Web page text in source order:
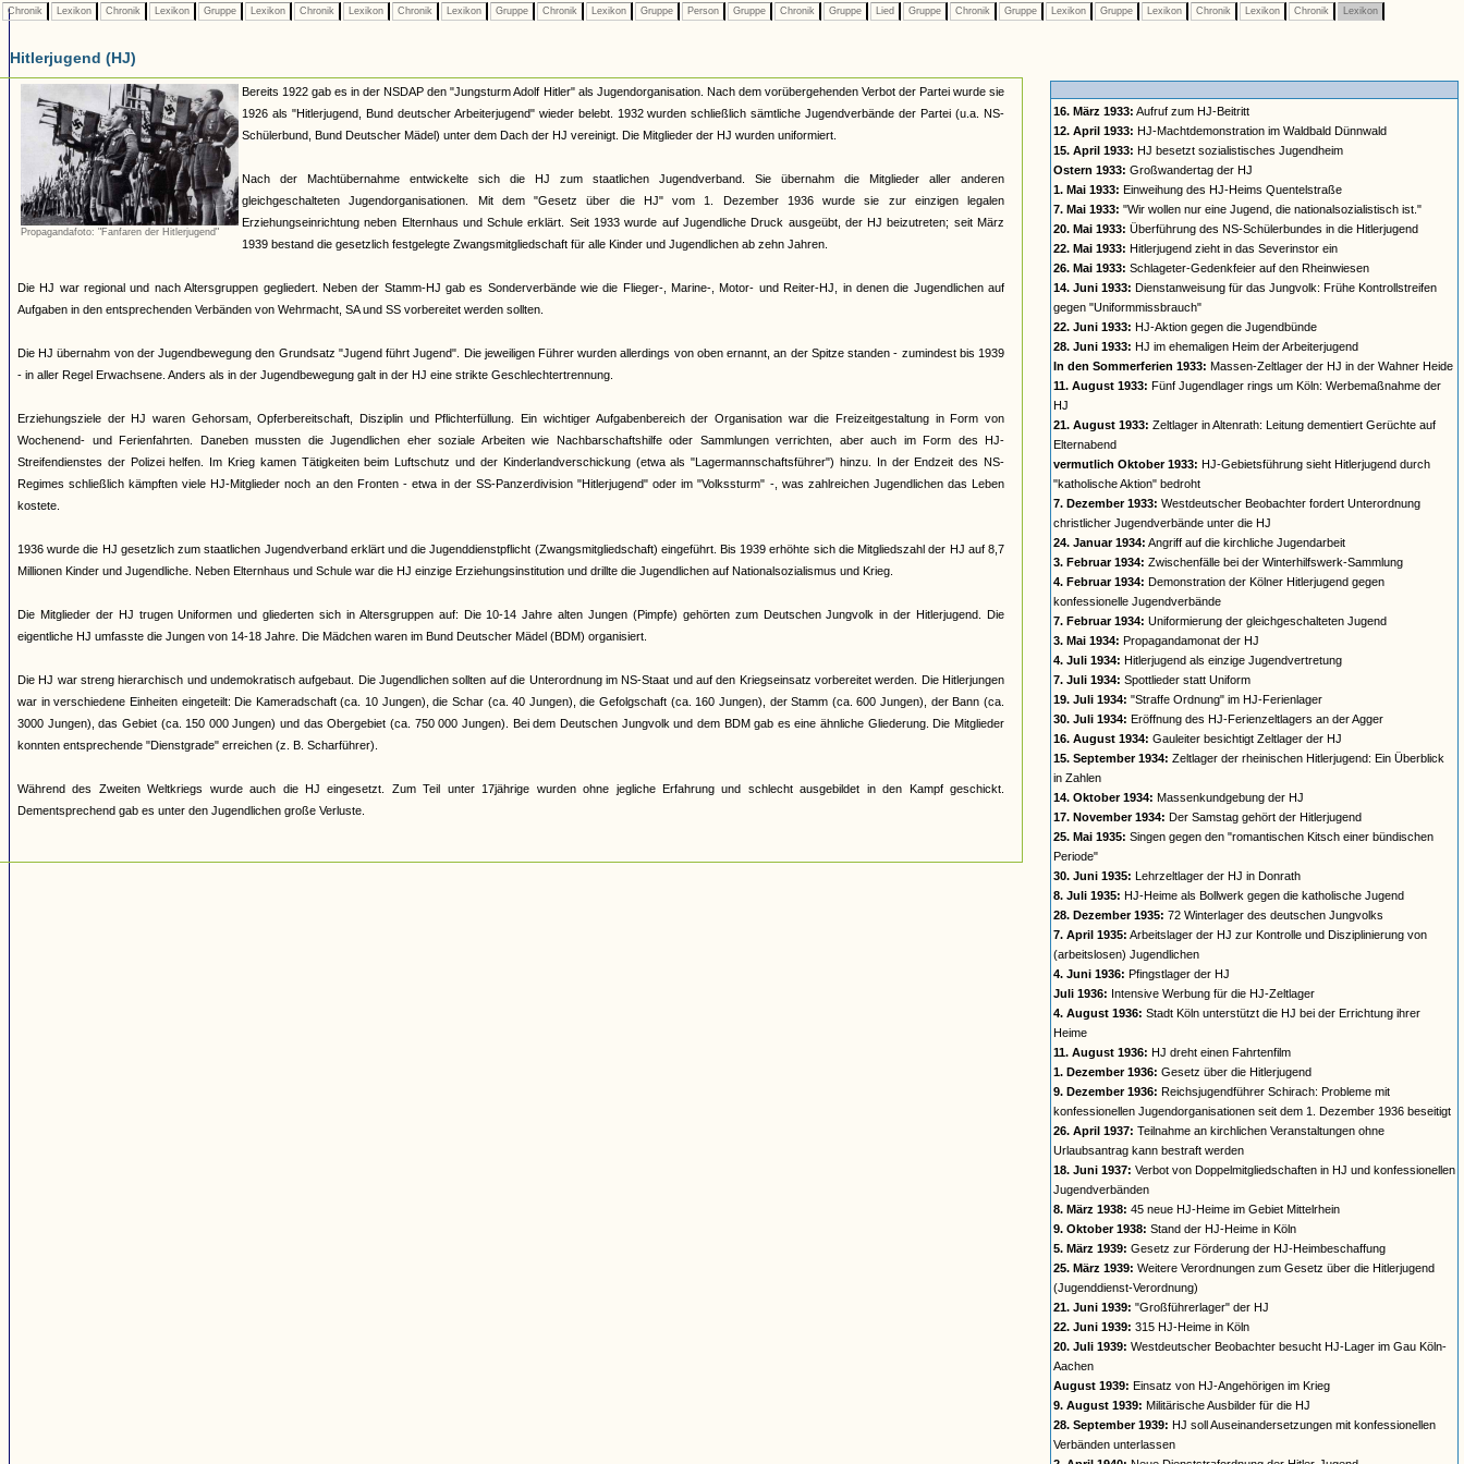
Chronik Lexikon Chronik Lexikon Gruppe Lexikon Chronik Lexikon Chronik Lexikon Gruppe Chronik Lexikon Gruppe Person Gruppe Chronik Gruppe Lied Gruppe Chronik Gruppe Lexikon Gruppe Lexikon Chronik Lexikon Chronik Lexikon
Hitlerjugend (HJ)
Propagandafoto: "Fanfaren der Hitlerjugend"
Bereits 1922 gab es in der NSDAP den "Jungsturm Adolf Hitler" als Jugendorganisation. Nach dem vorübergehenden Verbot der Partei wurde sie
1926 als "Hitlerjugend, Bund deutscher Arbeiterjugend" wieder belebt. 1932 wurden schließlich sämtliche Jugendverbände der Partei (u.a. NS-
Schülerbund, Bund Deutscher Mädel) unter dem Dach der HJ vereinigt. Die Mitglieder der HJ wurden uniformiert.
Nach der Machtübernahme entwickelte sich die HJ zum staatlichen Jugendverband. Sie übernahm die Mitglieder aller anderen
gleichgeschalteten Jugendorganisationen. Mit dem "Gesetz über die HJ" vom 1. Dezember 1936 wurde sie zur einzigen legalen
Erziehungseinrichtung neben Elternhaus und Schule erklärt. Seit 1933 wurde auf Jugendliche Druck ausgeübt, der HJ beizutreten; seit März
1939 bestand die gesetzlich festgelegte Zwangsmitgliedschaft für alle Kinder und Jugendlichen ab zehn Jahren.
Die HJ war regional und nach Altersgruppen gegliedert. Neben der Stamm-HJ gab es Sonderverbände wie die Flieger-, Marine-, Motor- und Reiter-HJ, in denen die Jugendlichen auf
Aufgaben in den entsprechenden Verbänden von Wehrmacht, SA und SS vorbereitet werden sollten.
Die HJ übernahm von der Jugendbewegung den Grundsatz "Jugend führt Jugend". Die jeweiligen Führer wurden allerdings von oben ernannt, an der Spitze standen - zumindest bis 1939
- in aller Regel Erwachsene. Anders als in der Jugendbewegung galt in der HJ eine strikte Geschlechtertrennung.
Erziehungsziele der HJ waren Gehorsam, Opferbereitschaft, Disziplin und Pflichterfüllung. Ein wichtiger Aufgabenbereich der Organisation war die Freizeitgestaltung in Form von
Wochenend- und Ferienfahrten. Daneben mussten die Jugendlichen eher soziale Arbeiten wie Nachbarschaftshilfe oder Sammlungen verrichten, aber auch im Form des HJ-
Streifendienstes der Polizei helfen. Im Krieg kamen Tätigkeiten beim Luftschutz und der Kinderlandverschickung (etwa als "Lagermannschaftsführer") hinzu. In der Endzeit des NS-
Regimes schließlich kämpften viele HJ-Mitglieder noch an den Fronten - etwa in der SS-Panzerdivision "Hitlerjugend" oder im "Volkssturm" -, was zahlreichen Jugendlichen das Leben
kostete.
1936 wurde die HJ gesetzlich zum staatlichen Jugendverband erklärt und die Jugenddienstpflicht (Zwangsmitgliedschaft) eingeführt. Bis 1939 erhöhte sich die Mitgliedszahl der HJ auf 8,7
Millionen Kinder und Jugendliche. Neben Elternhaus und Schule war die HJ einzige Erziehungsinstitution und drillte die Jugendlichen auf Nationalsozialismus und Krieg.
Die Mitglieder der HJ trugen Uniformen und gliederten sich in Altersgruppen auf: Die 10-14 Jahre alten Jungen (Pimpfe) gehörten zum Deutschen Jungvolk in der Hitlerjugend. Die
eigentliche HJ umfasste die Jungen von 14-18 Jahre. Die Mädchen waren im Bund Deutscher Mädel (BDM) organisiert.
Die HJ war streng hierarchisch und undemokratisch aufgebaut. Die Jugendlichen sollten auf die Unterordnung im NS-Staat und auf den Kriegseinsatz vorbereitet werden. Die Hitlerjungen
war in verschiedene Einheiten eingeteilt: Die Kameradschaft (ca. 10 Jungen), die Schar (ca. 40 Jungen), die Gefolgschaft (ca. 160 Jungen), der Stamm (ca. 600 Jungen), der Bann (ca.
3000 Jungen), das Gebiet (ca. 150 000 Jungen) und das Obergebiet (ca. 750 000 Jungen). Bei dem Deutschen Jungvolk und dem BDM gab es eine ähnliche Gliederung. Die Mitglieder
konnten entsprechende "Dienstgrade" erreichen (z. B. Scharführer).
Während des Zweiten Weltkriegs wurde auch die HJ eingesetzt. Zum Teil unter 17jährige wurden ohne jegliche Erfahrung und schlecht ausgebildet in den Kampf geschickt.
Dementsprechend gab es unter den Jugendlichen große Verluste.
16. März 1933: Aufruf zum HJ-Beitritt
12. April 1933: HJ-Machtdemonstration im Waldbald Dünnwald
15. April 1933: HJ besetzt sozialistisches Jugendheim
Ostern 1933: Großwandertag der HJ
1. Mai 1933: Einweihung des HJ-Heims Quentelstraße
7. Mai 1933: "Wir wollen nur eine Jugend, die nationalsozialistisch ist."
20. Mai 1933: Überführung des NS-Schülerbundes in die Hitlerjugend
22. Mai 1933: Hitlerjugend zieht in das Severinstor ein
26. Mai 1933: Schlageter-Gedenkfeier auf den Rheinwiesen
14. Juni 1933: Dienstanweisung für das Jungvolk: Frühe Kontrollstreifen
gegen "Uniformmissbrauch"
22. Juni 1933: HJ-Aktion gegen die Jugendbünde
28. Juni 1933: HJ im ehemaligen Heim der Arbeiterjugend
In den Sommerferien 1933: Massen-Zeltlager der HJ in der Wahner Heide
11. August 1933: Fünf Jugendlager rings um Köln: Werbemaßnahme der
HJ
21. August 1933: Zeltlager in Altenrath: Leitung dementiert Gerüchte auf
Elternabend
vermutlich Oktober 1933: HJ-Gebietsführung sieht Hitlerjugend durch
"katholische Aktion" bedroht
7. Dezember 1933: Westdeutscher Beobachter fordert Unterordnung
christlicher Jugendverbände unter die HJ
24. Januar 1934: Angriff auf die kirchliche Jugendarbeit
3. Februar 1934: Zwischenfälle bei der Winterhilfswerk-Sammlung
4. Februar 1934: Demonstration der Kölner Hitlerjugend gegen
konfessionelle Jugendverbände
7. Februar 1934: Uniformierung der gleichgeschalteten Jugend
3. Mai 1934: Propagandamonat der HJ
4. Juli 1934: Hitlerjugend als einzige Jugendvertretung
7. Juli 1934: Spottlieder statt Uniform
19. Juli 1934: "Straffe Ordnung" im HJ-Ferienlager
30. Juli 1934: Eröffnung des HJ-Ferienzeltlagers an der Agger
16. August 1934: Gauleiter besichtigt Zeltlager der HJ
15. September 1934: Zeltlager der rheinischen Hitlerjugend: Ein Überblick
in Zahlen
14. Oktober 1934: Massenkundgebung der HJ
17. November 1934: Der Samstag gehört der Hitlerjugend
25. Mai 1935: Singen gegen den "romantischen Kitsch einer bündischen
Periode"
30. Juni 1935: Lehrzeltlager der HJ in Donrath
8. Juli 1935: HJ-Heime als Bollwerk gegen die katholische Jugend
28. Dezember 1935: 72 Winterlager des deutschen Jungvolks
7. April 1935: Arbeitslager der HJ zur Kontrolle und Disziplinierung von
(arbeitslosen) Jugendlichen
4. Juni 1936: Pfingstlager der HJ
Juli 1936: Intensive Werbung für die HJ-Zeltlager
4. August 1936: Stadt Köln unterstützt die HJ bei der Errichtung ihrer
Heime
11. August 1936: HJ dreht einen Fahrtenfilm
1. Dezember 1936: Gesetz über die Hitlerjugend
9. Dezember 1936: Reichsjugendführer Schirach: Probleme mit
konfessionellen Jugendorganisationen seit dem 1. Dezember 1936 beseitigt
26. April 1937: Teilnahme an kirchlichen Veranstaltungen ohne
Urlaubsantrag kann bestraft werden
18. Juni 1937: Verbot von Doppelmitgliedschaften in HJ und konfessionellen
Jugendverbänden
8. März 1938: 45 neue HJ-Heime im Gebiet Mittelrhein
9. Oktober 1938: Stand der HJ-Heime in Köln
5. März 1939: Gesetz zur Förderung der HJ-Heimbeschaffung
25. März 1939: Weitere Verordnungen zum Gesetz über die Hitlerjugend
(Jugenddienst-Verordnung)
21. Juni 1939: "Großführerlager" der HJ
22. Juni 1939: 315 HJ-Heime in Köln
20. Juli 1939: Westdeutscher Beobachter besucht HJ-Lager im Gau Köln-
Aachen
August 1939: Einsatz von HJ-Angehörigen im Krieg
9. August 1939: Militärische Ausbilder für die HJ
28. September 1939: HJ soll Auseinandersetzungen mit konfessionellen
Verbänden unterlassen